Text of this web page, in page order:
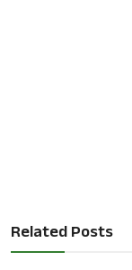
Related Posts